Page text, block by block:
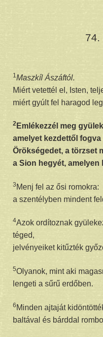
74.
1 Maszkíl Ászáftól.
Miért vetettél el, Isten,
miért gyúlt fel haragod
2 Emlékezzél meg
amelyet kezdettől
Örökségedet, a törzset
a Sion hegyét, amelyen
3Menj fel az ősi romokra:
a szentélyben mindent
4Azok ordítoznak
téged,
jelvényeiket kitűzték
5Olyanok, mint aki
lengeti a sűrű erdőben.
6 Minden ajtaját
baltával és bárddal